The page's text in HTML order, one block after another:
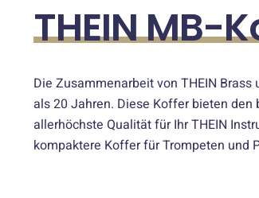
THEIN MB-
Die Zusammenarbeit von THEIN
als 20 Jahren. Diese Koffer bieten
allerhöchste Qualität für Ihr THEIN
kompaktere Koffer für Trompeten und